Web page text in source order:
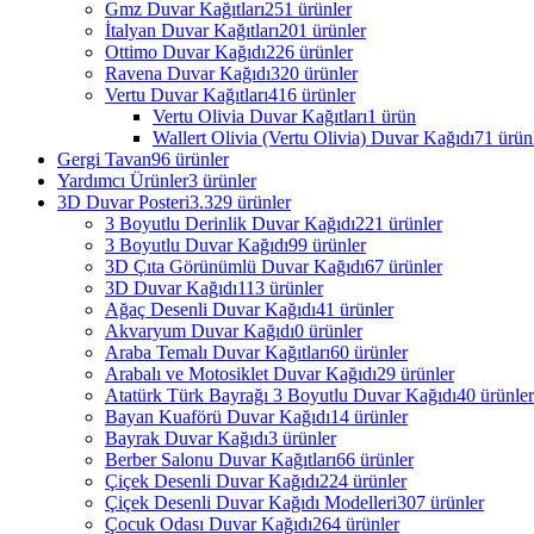
Gmz Duvar Kağıtları251 ürünler
İtalyan Duvar Kağıtları201 ürünler
Ottimo Duvar Kağıdı226 ürünler
Ravena Duvar Kağıdı320 ürünler
Vertu Duvar Kağıtları416 ürünler
Vertu Olivia Duvar Kağıtları1 ürün
Wallert Olivia (Vertu Olivia) Duvar Kağıdı71
Gergi Tavan96 ürünler
Yardımcı Ürünler3 ürünler
3D Duvar Posteri3.329 ürünler
3 Boyutlu Derinlik Duvar Kağıdı221 ürünler
3 Boyutlu Duvar Kağıdı99 ürünler
3D Çıta Görünümlü Duvar Kağıdı67 ürünler
3D Duvar Kağıdı113 ürünler
Ağaç Desenli Duvar Kağıdı41 ürünler
Akvaryum Duvar Kağıdı0 ürünler
Araba Temalı Duvar Kağıtları60 ürünler
Arabalı ve Motosiklet Duvar Kağıdı29 ürünler
Atatürk Türk Bayrağı 3 Boyutlu Duvar Kağıdı40 ürünler
Bayan Kuaförü Duvar Kağıdı14 ürünler
Bayrak Duvar Kağıdı3 ürünler
Berber Salonu Duvar Kağıtları66 ürünler
Çiçek Desenli Duvar Kağıdı224 ürünler
Çiçek Desenli Duvar Kağıdı Modelleri307 ürünler
Çocuk Odası Duvar Kağıdı264 ürünler